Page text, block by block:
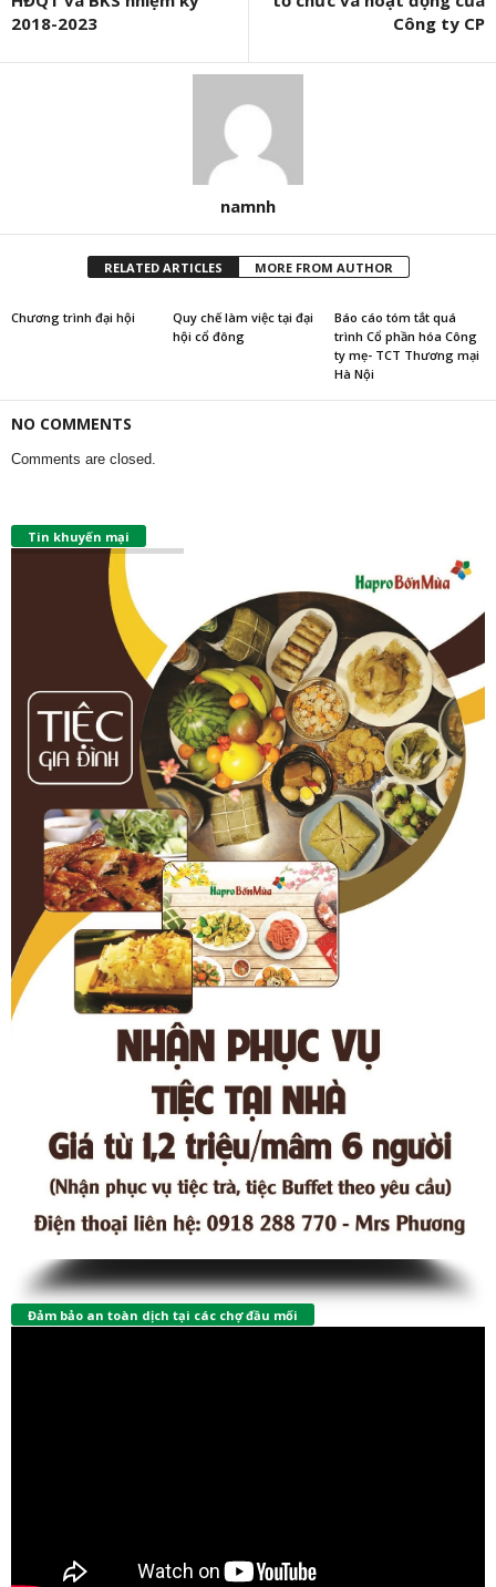
2018-2023
Công ty CP
namnh
RELATED ARTICLES MORE FROM AUTHOR
Chương trình đại hội
Quy chế làm việc tại đại
hội cổ đông
Báo cáo tóm tắt quá
trình Cổ phần hóa Công
ty mẹ- TCT Thương mại
Hà Nội
NO COMMENTS
Comments are closed.
Tin khuyến mại
Đảm bảo an toàn dịch tại các chợ đầu mối